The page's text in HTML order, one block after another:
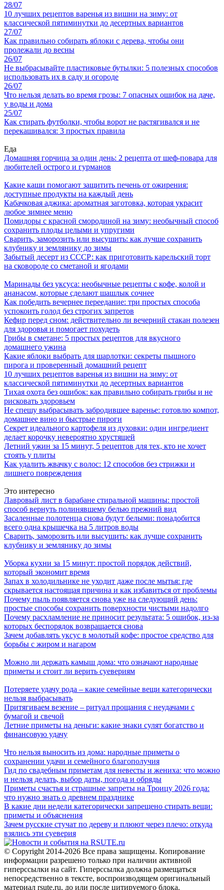
28/07
10 лучших рецептов варенья из вишни на зиму: от
классической пятиминутки до десертных вариантов
27/07
Как правильно собирать яблоки с дерева, чтобы они
пролежали до весны
26/07
Не выбрасывайте пластиковые бутылки: 5 полезных способов
использовать их в саду и огороде
26/07
Что нельзя делать во время грозы: 7 опасных ошибок на даче,
у воды и дома
25/07
Как стирать футболки, чтобы ворот не растягивался и не
перекашивался: 3 простых правила
Еда
Домашняя горчица за один день: 2 рецепта от шеф-повара для
любителей острого и гурманов
Какие каши помогают защитить печень от ожирения:
доступные продукты на каждый день
Кабачковая аджика: ароматная заготовка, которая украсит
любое зимнее меню
Помидоры с красной смородиной на зиму: необычный способ
сохранить плоды целыми и упругими
Сварить, заморозить или высушить: как лучше сохранить
клубнику и землянику до зимы
Забытый десерт из СССР: как приготовить карельский торт
на сковороде со сметаной и ягодами
Маринады без уксуса: необычные рецепты с кофе, колой и
ананасом, которые сделают шашлык сочнее
Как победить вечернее переедание: три простых способа
успокоить голод без строгих запретов
Кефир перед сном: действительно ли вечерний стакан полезен
для здоровья и помогает похудеть
Грибы в сметане: 5 простых рецептов для вкусного
домашнего ужина
Какие яблоки выбрать для шарлотки: секреты пышного
пирога и проверенный домашний рецепт
10 лучших рецептов варенья из вишни на зиму: от
классической пятиминутки до десертных вариантов
Тихая охота без ошибок: как правильно собирать грибы и не
рисковать здоровьем
Не спешу выбрасывать забродившее варенье: готовлю компот,
домашнее вино и быстрые пироги
Секрет идеального картофеля из духовки: один ингредиент
делает корочку невероятно хрустящей
Летний ужин за 15 минут, 5 рецептов для тех, кто не хочет
стоять у плиты
Как удалить жвачку с волос: 12 способов без стрижки и
лишнего повреждения
Это интересно
Лавровый лист в барабане стиральной машины: простой
способ вернуть полинявшему белью прежний вид
Засаленные полотенца снова будут белыми: понадобится
всего одна крышечка на 5 литров воды
Сварить, заморозить или высушить: как лучше сохранить
клубнику и землянику до зимы
Уборка кухни за 15 минут: простой порядок действий,
который экономит время
Запах в холодильнике не уходит даже после мытья: где
скрывается настоящая причина и как избавиться от проблемы
Почему пыль появляется снова уже на следующий день:
простые способы сохранить поверхности чистыми надолго
Почему расхламление не приносит результата: 5 ошибок, из-за
которых беспорядок возвращается снова
Зачем добавлять уксус в молотый кофе: простое средство для
борьбы с жиром и нагаром
Можно ли держать камыш дома: что означают народные
приметы и стоит ли верить суевериям
Потеряете удачу рода – какие семейные вещи категорически
нельзя выбрасывать
Притягиваем везение – ритуал прощания с неудачами с
бумагой и свечой
Летние приметы на деньги: какие знаки сулят богатство и
финансовую удачу
Что нельзя выносить из дома: народные приметы о
сохранении удачи и семейного благополучия
Гид по свадебным приметам для невесты и жениха: что можно
и нельзя делать, выбор даты, погода и обряды
Приметы счастья и страшные запреты на Троицу 2026 года:
что нужно знать о древнем празднике
В какие дни недели категорически запрещено стирать вещи:
приметы и объяснения
Зачем русские стучат по дереву и плюют через плечо: откуда
взялись эти суеверия
© Copyright 2014-2026 Все права защищены. Копирование
информации разрешено только при наличии активной
гиперссылки на сайт. Гиперссылка должна размещаться
непосредственно в тексте, воспроизводящем оригинальный
материал rsute.ru, до или после цитируемого блока.